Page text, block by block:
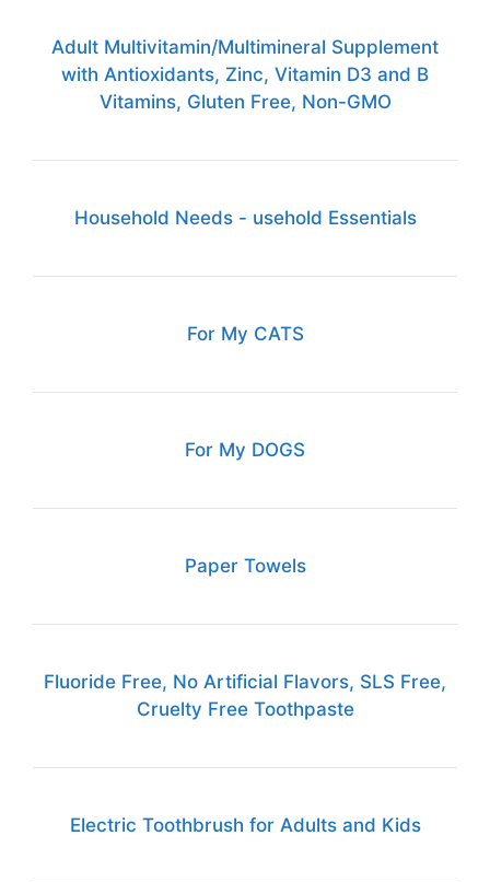
Adult Multivitamin/Multimineral Supplement
with Antioxidants, Zinc, Vitamin D3 and B
Vitamins, Gluten Free, Non-GMO
Household Needs - usehold Essentials
For My CATS
For My DOGS
Paper Towels
Fluoride Free, No Artificial Flavors, SLS Free,
Cruelty Free Toothpaste
Electric Toothbrush for Adults and Kids